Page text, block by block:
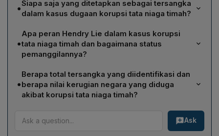
•Siapa saja yang ditetapkan sebagai tersangka
dalam kasus dugaan korupsi tata niaga timah?
Kejaksaan Agung telah menetapkan 21 orang sebagai
tersangka, di antaranya Hendry Lie (beneficiary
ownership PT Tinindo Internusa), Fandy Lingga
(marketing PT TIN), sejumlah pejabat Dinas Energi
Sumber Daya Mineral Provinsi Bangka Belitung, serta
eksekutif dari PT SIP, CV VIP, PT SBS, PT RBT, PT
Timah, dan lainnya.
•
Apa peran Hendry Lie dalam kasus korupsi
tata niaga timah dan bagaimana status
pemanggilannya?
Hendry Lie berstatus sebagai beneficiary ownership
PT Tinindo Internusa, pemilik manfaat smelter timah di
Bangka. Ia telah ditetapkan sebagai tersangka namun
sampai Jumat (26/4) belum memenuhi panggilan
Kejagung, sehingga penyidik belum menahannya;
Kejagung kini telah menjadwalkan pemanggilan ulang.
•
Berapa total tersangka yang diidentifikasi dan
berapa nilai kerugian negara yang diduga
akibat korupsi tata niaga timah?
Penyidik Jampidsus Kejagung telah menetapkan total
21 orang tersangka dalam perkara korupsi tata niaga
timah. Kerugian negara yang diperkirakan akibat kasus
Ask